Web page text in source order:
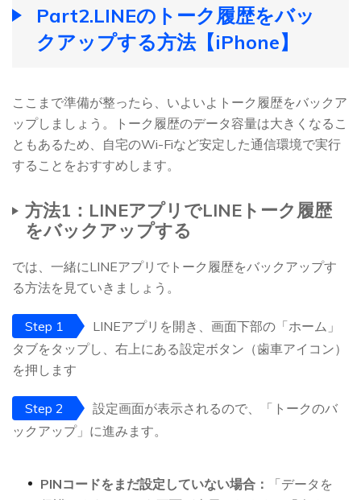
Part2.LINEのトーク履歴をバッ
クアップする方法【iPhone】
ここまで準備が整ったら、いよいよトーク履歴をバックア
ップしましょう。トーク履歴のデータ容量は大きくなるこ
ともあるため、自宅のWi-Fiなど安定した通信環境で実行
することをおすすめします。
方法1：LINEアプリでLINEトーク履歴
をバックアップする
では、一緒にLINEアプリでトーク履歴をバックアップす
る方法を見ていきましょう。
Step 1
LINEアプリを開き、画面下部の「ホーム」
タブをタップし、右上にある設定ボタン（歯車アイコン）
を押します
Step 2
設定画面が表示されるので、「トークのバ
ックアップ」に進みます。
PINコードをまだ設定していない場合：
「データを